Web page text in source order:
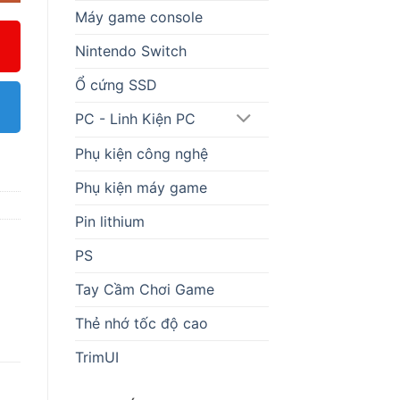
Máy game console
Nintendo Switch
Ổ cứng SSD
PC - Linh Kiện PC
Phụ kiện công nghệ
Phụ kiện máy game
Pin lithium
PS
Tay Cầm Chơi Game
Thẻ nhớ tốc độ cao
TrimUI